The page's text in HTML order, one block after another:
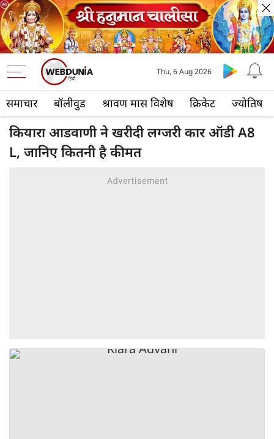
समाचार बॉलीवुड श्रावण मास विशेष क्रिकेट ज्योतिष
Thu, 6 Aug 2026
कियारा आडवाणी ने खरीदी लग्जरी कार ऑडी A8
L, जानिए कितनी है कीमत